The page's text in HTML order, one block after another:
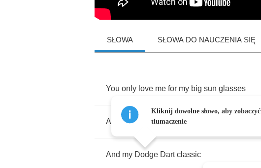
SŁOWA SŁOWA DO NAUCZENIA SIĘ
You only love me for my big sun glasses
And my Tony Lomas
And my Dodge Dart classic
Kliknij dowolne słowo, aby zobaczyć
tłumaczenie